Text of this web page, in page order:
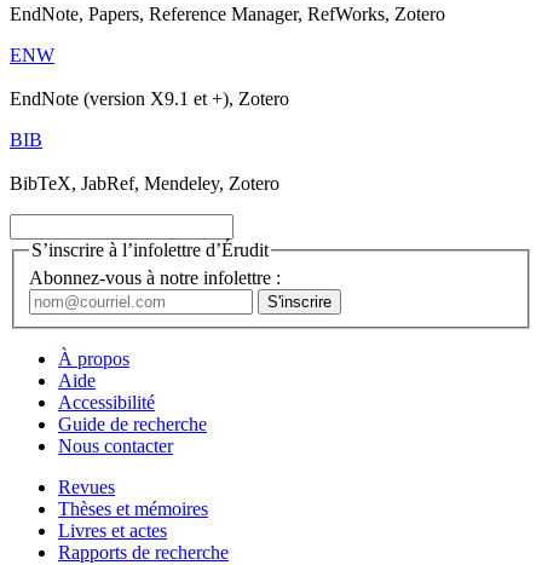
EndNote, Papers, Reference Manager, RefWorks, Zotero
ENW
EndNote (version X9.1 et +), Zotero
BIB
BibTeX, JabRef, Mendeley, Zotero
S’inscrire à l’infolettre d’Érudit
Abonnez-vous à notre infolettre :
À propos
Aide
Accessibilité
Guide de recherche
Nous contacter
Revues
Thèses et mémoires
Livres et actes
Rapports de recherche